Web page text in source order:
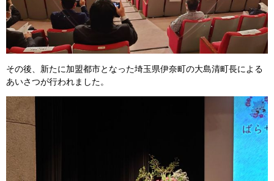
その後、新たに加盟都市となった埼玉県伊奈町の大島清町長による
あいさつが行われました。